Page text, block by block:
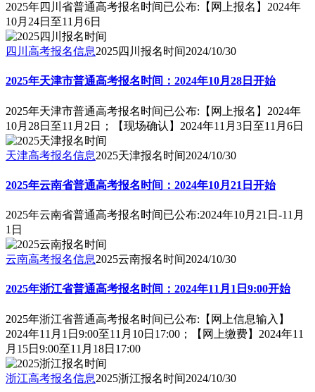
2025年四川省普通高考报名时间已公布:【网上报名】2024年
10月24日至11月6日
四川高考报名信息2025四川报名时间2024/10/30
2025年天津市普通高考报名时间：2024年10月28日开始
2025年天津市普通高考报名时间已公布:【网上报名】2024年
10月28日至11月2日；【现场确认】2024年11月3日至11月6日
天津高考报名信息2025天津报名时间2024/10/30
2025年云南省普通高考报名时间：2024年10月21日开始
2025年云南省普通高考报名时间已公布:2024年10月21日-11月
1日
云南高考报名信息2025云南报名时间2024/10/30
2025年浙江省普通高考报名时间：2024年11月1日9:00开始
2025年浙江省普通高考报名时间已公布:【网上信息输入】
2024年11月1日9:00至11月10日17:00；【网上缴费】2024年11
月15日9:00至11月18日17:00
浙江高考报名信息2025浙江报名时间2024/10/30